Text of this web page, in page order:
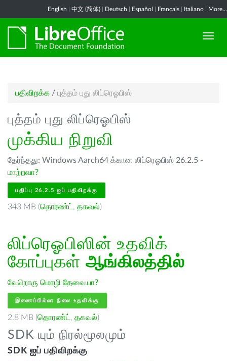
English 中文 (简体) Deutsch Español Français Italiano More...
பதிவிறக்க / புத்தம் புது லிப்ரெஓபிஸ்
புத்தம் புது லிப்ரெஓபிஸ்
முக்கிய நிறுவி
தேர்ந்தது: Windows Aarch64 க்கான லிப்ரெஓபிஸ் 26.2.5 -
மாற்றவா?
பதிப்பு 26.2.5 ஐப் பதிவிறக்கு
343 MB (தொரண்ட் , தகவல்)
லிப்ரெஓபிஸின் உதவிக்
கோப்புகள் ஆங்கிலத்தில்
வேறொரு மொழி தேவையா?
இணைப்பில்லா நிலை உதவிக்கு
2.8 MB (தொரண்ட் , தகவல்)
SDK யும் நிரல்மூலமும்
SDK ஐப் பதிவிறக்கு